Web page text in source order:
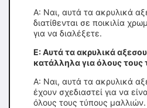
Α: Ναι, αυτά τα ακρυλικά
διατίθενται σε ποικιλία
για να διαλέξετε.
Ε: Αυτά τα ακρυλικά
κατάλληλα για όλους
Α: Ναι, αυτά τα ακρυλικά
έχουν σχεδιαστεί για να
όλους τους τύπους μαλλιών.